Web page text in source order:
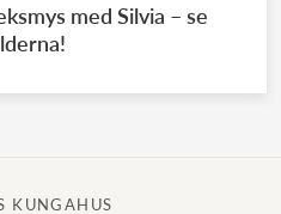
med Silvia – se
KUNGAHUS